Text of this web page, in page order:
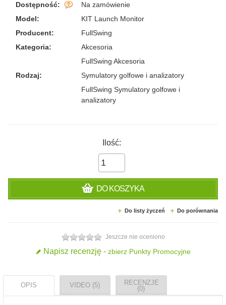
Dostępność:
Na zamówienie
Model:
KIT Launch Monitor
Producent:
FullSwing
Kategoria:
Akcesoria
FullSwing Akcesoria
Rodzaj:
Symulatory golfowe i analizatory
FullSwing Symulatory golfowe i
analizatory
Ilość:
DO KOSZYKA
Do listy życzeń Do porównania
Jeszcze nie oceniono
Napisz recenzję - zbierz Punkty Promocyjne
OPIS VIDEO (5)
RECENZJE
(0)